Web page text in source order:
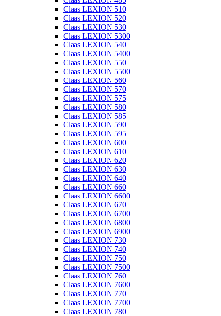
Claas LEXION 510
Claas LEXION 520
Claas LEXION 530
Claas LEXION 5300
Claas LEXION 540
Claas LEXION 5400
Claas LEXION 550
Claas LEXION 5500
Claas LEXION 560
Claas LEXION 570
Claas LEXION 575
Claas LEXION 580
Claas LEXION 585
Claas LEXION 590
Claas LEXION 595
Claas LEXION 600
Claas LEXION 610
Claas LEXION 620
Claas LEXION 630
Claas LEXION 640
Claas LEXION 660
Claas LEXION 6600
Claas LEXION 670
Claas LEXION 6700
Claas LEXION 6800
Claas LEXION 6900
Claas LEXION 730
Claas LEXION 740
Claas LEXION 750
Claas LEXION 7500
Claas LEXION 760
Claas LEXION 7600
Claas LEXION 770
Claas LEXION 7700
Claas LEXION 780